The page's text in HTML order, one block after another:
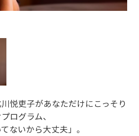
悦吏子があなただけにこっそり
ログラム、
てないから大丈夫」。